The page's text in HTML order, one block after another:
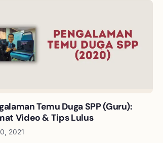
Temu Duga SPP (Guru):
Video & Tips Lulus
2021